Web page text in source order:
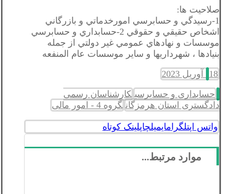
صلاحیت ها:
1-رسيدگي و حسابرسي امورخدماتي و بازرگاني
اشخاص حقيقي و حقوقي 2-حسابداري و حسابرسي
موسسات و نهادهاي عمومي غير دولتي از جمله
بنيادها ، شهرداريها و ساير موسسات عام المنفعه
18 آوریل 2023
حسابداری و حسابرسی کارشناسان رسمی
دادگستری استان هرمزگان گروه 4 - امور مالی
واتس اپتلگرامایمیلچاپلینک کوتاه
موارد مرتبط...